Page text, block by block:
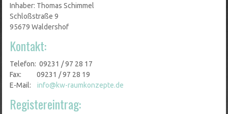
Inhaber: Thomas Schimmel
Schloßstraße 9
95679 Waldershof
Kontakt:
Telefon: 09231 / 97 28 17
Fax: 09231 / 97 28 19
E-Mail:info@kw-raumkonzepte.de
Registereintrag: